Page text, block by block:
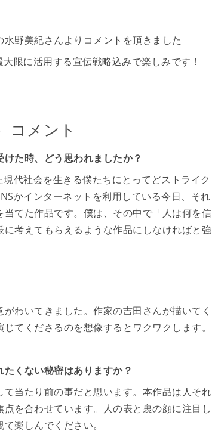
野美紀さんよりコメントを頂きました
限に活用する宣伝戦略込みで楽しみです！
コメント
た時、どう思われましたか？
代社会を生きる僕たちにとってどストライク
かインターネットを利用している今日、それ
てた作品です。僕は、その中で「人は何を信
考えてもらえるような作品にしなければと強
わいてきました。作家の吉田さんが描いてく
てくださるのを想像するとワクワクします。
くない秘密はありますか？
当たり前の事だと思います。本作品は人それ
を合わせています。人の表と裏の顔に注目し
楽しんでください。